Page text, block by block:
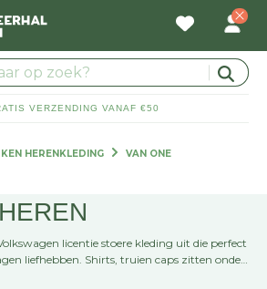
VERZENDING VANAF €50
HERENKLEDING VAN ONE
licentie stoere kleding uit die perfect
liefhebben. Shirts, truien caps zitten onder